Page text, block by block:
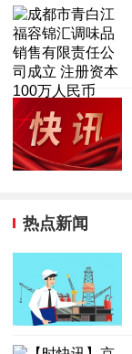
热点新闻